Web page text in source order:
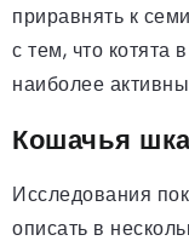
приравнять к
с тем, что котята
наиболее
Кошачья
Исследования
описать в